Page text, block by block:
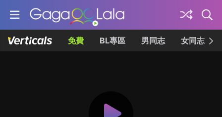
免費 BL專區 男同志 女同志